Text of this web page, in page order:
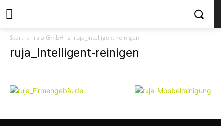
Start ruja GmbH ruja_Intelligent-reinigen
ruja_Intelligent-reinigen